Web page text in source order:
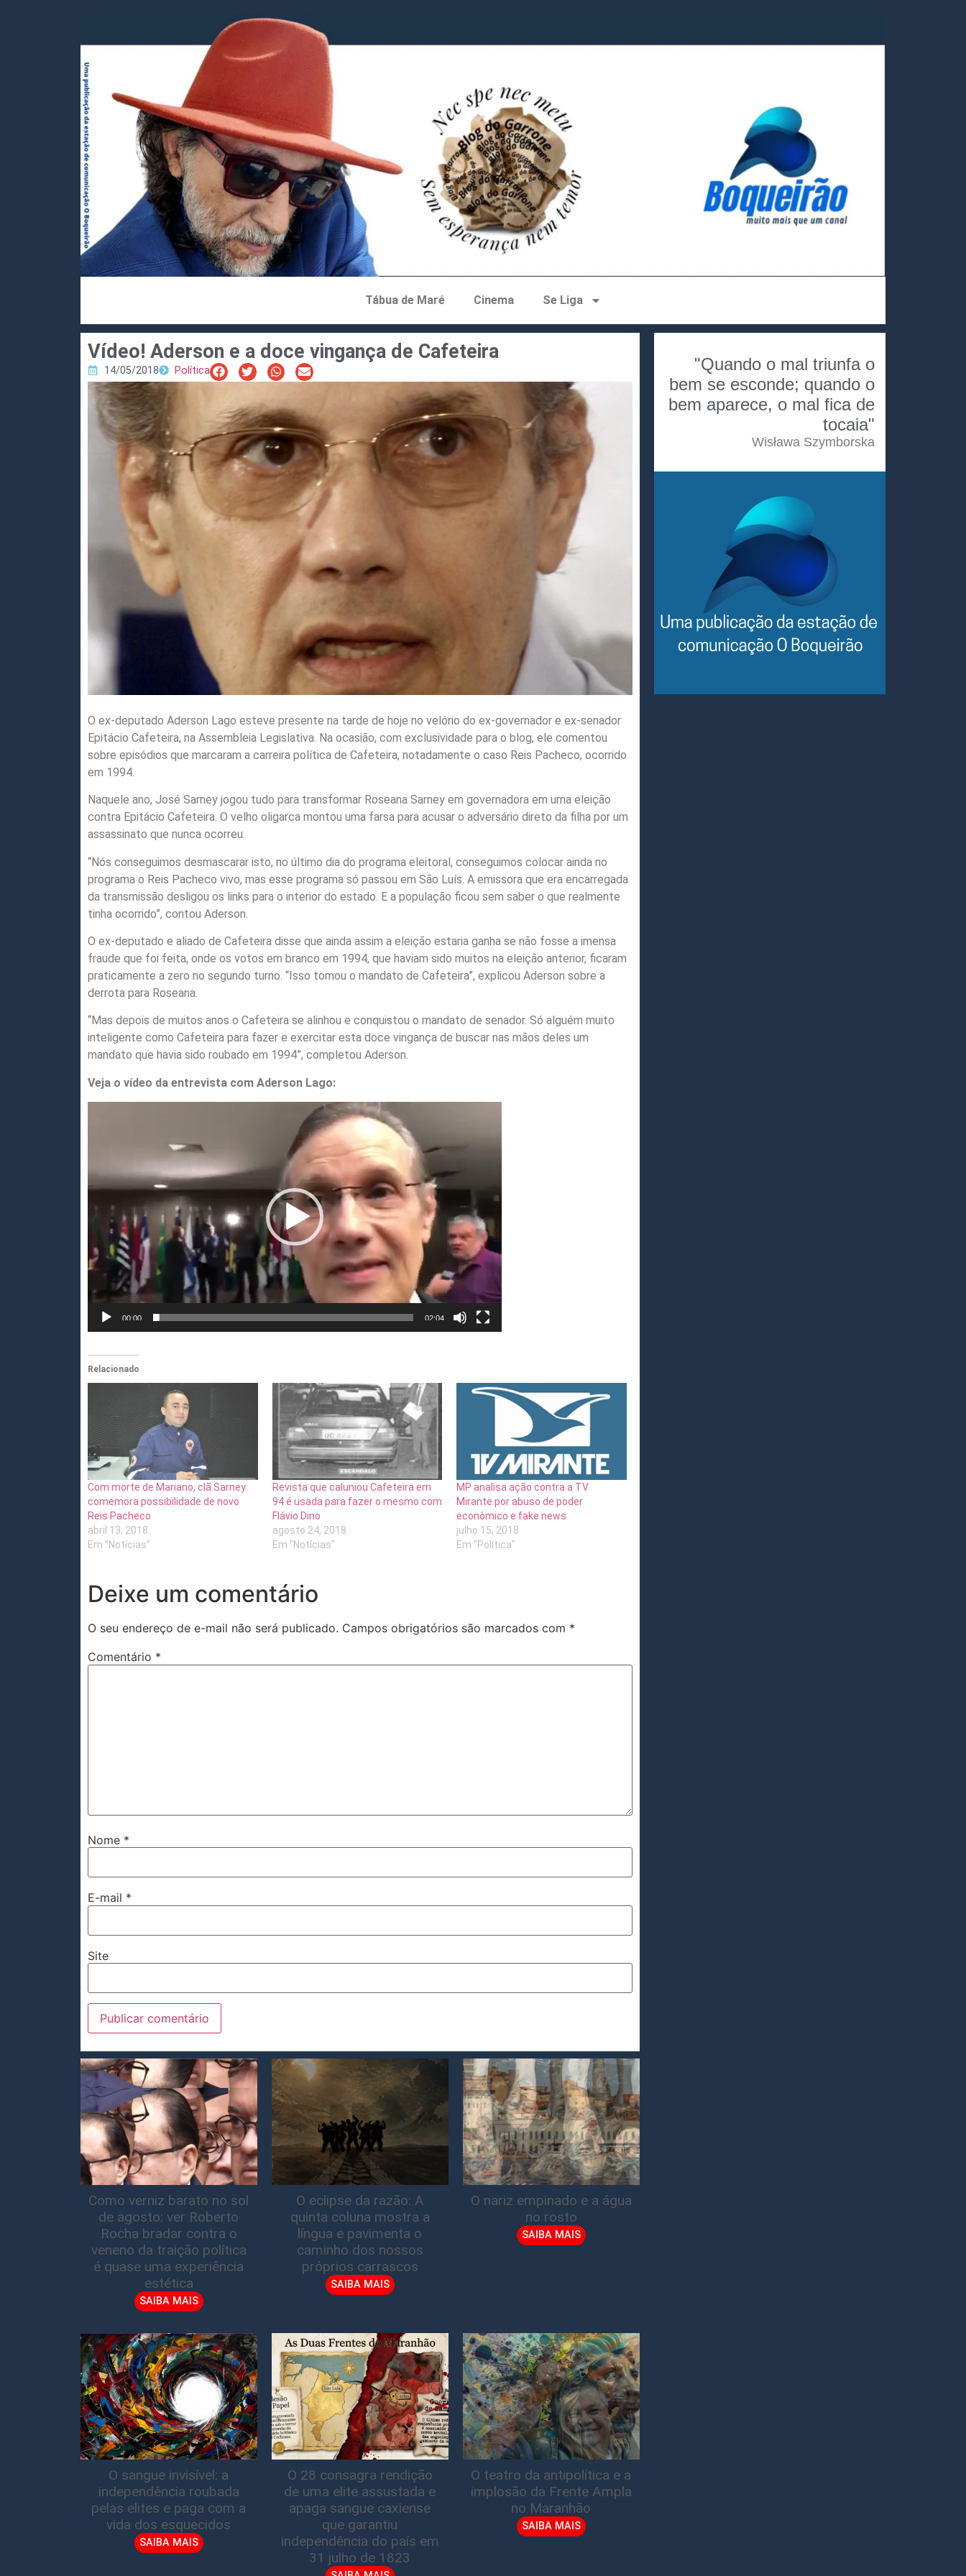
Tábua de Maré Cinema Se Liga
Vídeo! Aderson e a doce vingança de Cafeteira
14/05/2018 Política
O ex-deputado Aderson Lago esteve presente na tarde de hoje no velório do ex-governador e ex-senador
Epitácio Cafeteira, na Assembleia Legislativa. Na ocasião, com exclusividade para o blog, ele comentou
sobre episódios que marcaram a carreira política de Cafeteira, notadamente o caso Reis Pacheco, ocorrido
em 1994.
Naquele ano, José Sarney jogou tudo para transformar Roseana Sarney em governadora em uma eleição
contra Epitácio Cafeteira. O velho oligarca montou uma farsa para acusar o adversário direto da filha por um
assassinato que nunca ocorreu.
“Nós conseguimos desmascarar isto, no último dia do programa eleitoral, conseguimos colocar ainda no
programa o Reis Pacheco vivo, mas esse programa só passou em São Luís. A emissora que era encarregada
da transmissão desligou os links para o interior do estado. E a população ficou sem saber o que realmente
tinha ocorrido”, contou Aderson.
O ex-deputado e aliado de Cafeteira disse que ainda assim a eleição estaria ganha se não fosse a imensa
fraude que foi feita, onde os votos em branco em 1994, que haviam sido muitos na eleição anterior, ficaram
praticamente a zero no segundo turno. “Isso tomou o mandato de Cafeteira”, explicou Aderson sobre a
derrota para Roseana.
“Mas depois de muitos anos o Cafeteira se alinhou e conquistou o mandato de senador. Só alguém muito
inteligente como Cafeteira para fazer e exercitar esta doce vingança de buscar nas mãos deles um
mandato que havia sido roubado em 1994”, completou Aderson.
Veja o vídeo da entrevista com Aderson Lago:
00:00 02:04
Relacionado
Com morte de Mariano, clã Sarney
comemora possibilidade de novo
Reis Pacheco
abril 13, 2018
Em "Notícias"
Revista que caluniou Cafeteira em
94 é usada para fazer o mesmo com
Flávio Dino
agosto 24, 2018
Em "Notícias"
MP analisa ação contra a TV
Mirante por abuso de poder
econômico e fake news
julho 15, 2018
Em "Política"
Deixe um comentário
O seu endereço de e-mail não será publicado. Campos obrigatórios são marcados com *
Comentário *
Nome *
E-mail *
Site
Como verniz barato no sol
de agosto: ver Roberto
Rocha bradar contra o
veneno da traição política
é quase uma experiência
estética
SAIBA MAIS
O eclipse da razão: A
quinta coluna mostra a
língua e pavimenta o
caminho dos nossos
próprios carrascos
SAIBA MAIS
O nariz empinado e a água
no rosto
SAIBA MAIS
O sangue invisível: a
independência roubada
pelas elites e paga com a
vida dos esquecidos
SAIBA MAIS
O 28 consagra rendição
de uma elite assustada e
apaga sangue caxiense
que garantiu
independência do país em
31 julho de 1823
O teatro da antipolítica e a
implosão da Frente Ampla
no Maranhão
SAIBA MAIS
"Quando o mal triunfa o
bem se esconde; quando o
bem aparece, o mal fica de
tocaia"
Wisława Szymborska